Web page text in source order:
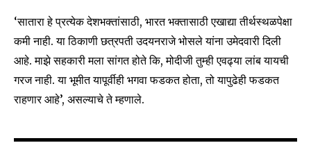
Join our community of
SUBSCRIBERS and be part of the
conversation.
To subscribe, simply enter your email address on our website
your privacy and won't spam your inbox. Your information is
‘सातारा हे प्रत्येक देशभक्तांसाठी, भारत भक्तासाठी एखाद्या तीर्थस्थळपेक्षा
कमी नाही. या ठिकाणी छत्रपती उदयनराजे भोसले यांना उमेदवारी दिली
आहे. माझे सहकारी मला सांगत होते कि, मोदीजी तुम्ही एवढ्या लांब यायची
गरज नाही. या भूमीत यापूर्वीही भगवा फडकत होता, तो यापुढेही फडकत
राहणार आहे’, असल्याचे ते म्हणाले.